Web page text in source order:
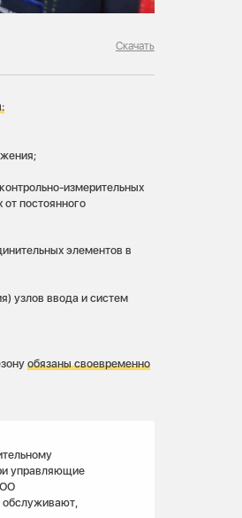
Скачать
:
измерительных
постоянного
элементов в
узлов ввода и систем
обязаны своевременно
управляющие
обслуживают,